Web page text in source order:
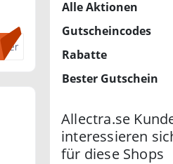
tter
Alle Aktionen
Gutscheincodes
Rabatte
Bester Gutschein
Allectra.se
interessieren
für diese Shops